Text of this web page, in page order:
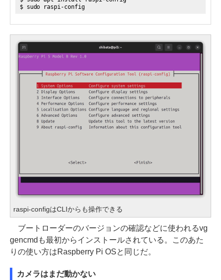
$ sudo raspi-config
raspi-configはCLIからも操作できる
ブートローダーのバージョンの確認などに使われるvg
gencmdも最初からインストールされている。このあた
りの使い方はRaspberry Pi OSと同じだ。
カメラはまだ動かない